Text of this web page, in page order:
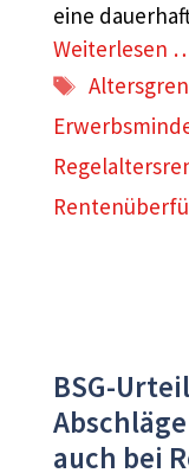
eine
Weiterlesen
BSG-
auch bei